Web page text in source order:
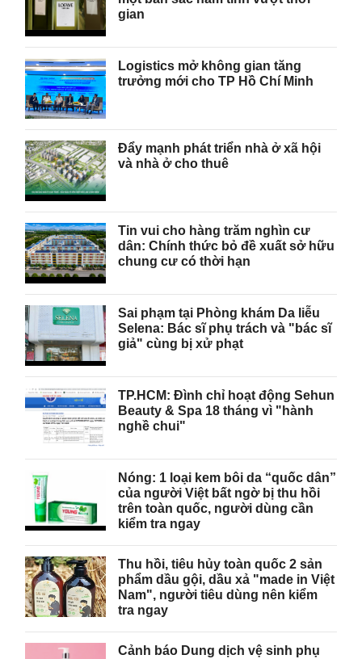
gian
Logistics mở không gian tăng
trưởng mới cho TP Hồ Chí Minh
Đẩy mạnh phát triển nhà ở xã hội
và nhà ở cho thuê
Tin vui cho hàng trăm nghìn cư
dân: Chính thức bỏ đề xuất sở hữu
chung cư có thời hạn
Sai phạm tại Phòng khám Da liễu
Selena: Bác sĩ phụ trách và "bác sĩ
giả" cùng bị xử phạt
TP.HCM: Đình chỉ hoạt động Sehun
Beauty & Spa 18 tháng vì "hành
nghề chui"
Nóng: 1 loại kem bôi da “quốc dân”
của người Việt bất ngờ bị thu hồi
trên toàn quốc, người dùng cần
kiểm tra ngay
Thu hồi, tiêu hủy toàn quốc 2 sản
phẩm dầu gội, dầu xả "made in Việt
Nam", người tiêu dùng nên kiểm
tra ngay
Cảnh báo Dung dịch vệ sinh phụ